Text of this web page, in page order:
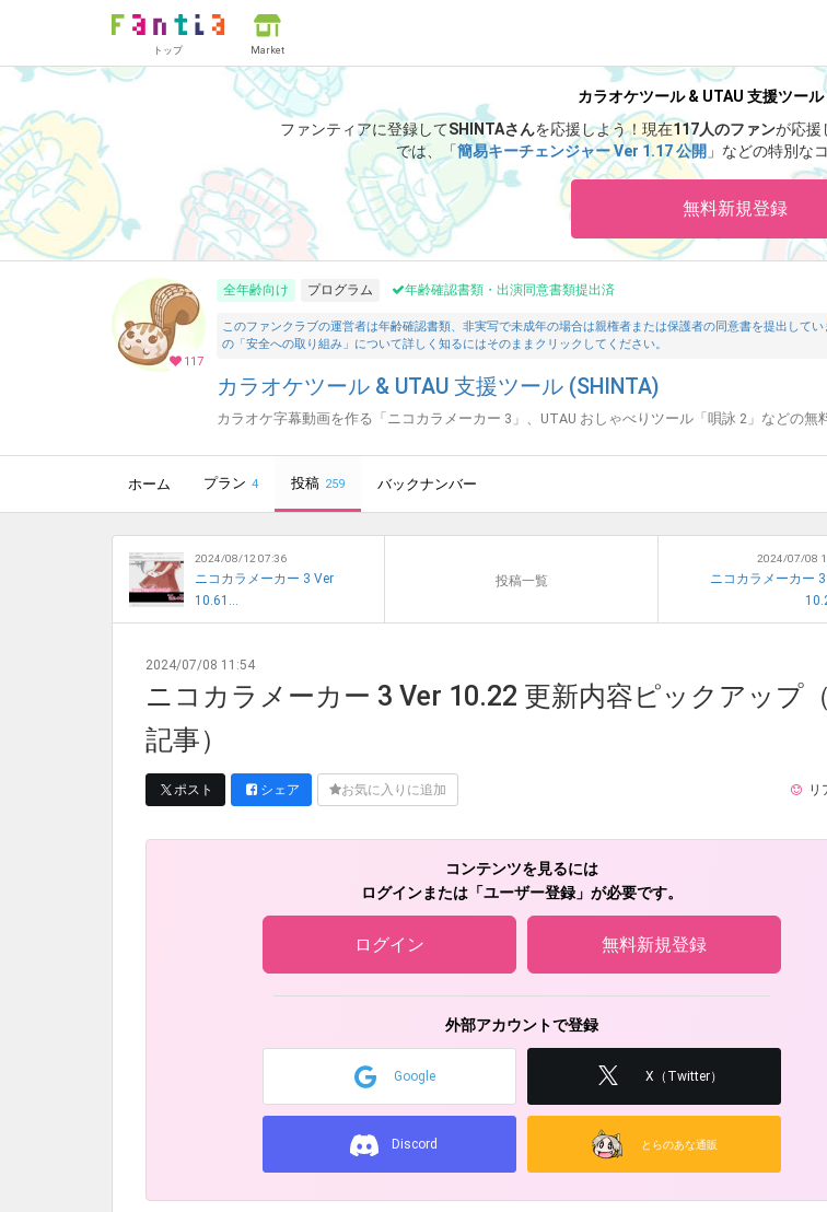
トップ Market
カラオケツール & UTAU 支援ツー
ファンティアに登録してSHINTAさんを応援しよう！ 現在117人のファンが応援
では、「簡易キーチェンジャー Ver 1.17 公開 」などの特別な
無料新規登録
117
全年齢向け プログラム 年齢確認書類・出演同意書類提出済
このファンクラブの運営者は年齢確認書類、非実写で未成年の場合は親権者または保護者の同意書を提出して
の「安全への取り組み」について詳しく知るにはそのままクリックしてください。
カラオケツール & UTAU 支援ツール (SHINTA)
カラオケ字幕動画を作る「ニコカラメーカー 3」、UTAU おしゃべりツール「唄詠 2」などの無
ホーム プラン 4 投稿 259 バックナンバー
2024/08/12 07:36
ニコカラメーカー 3 Ver
10.61...
投稿一覧
2024/07/08
ニコカラメーカー
2024/07/08 11:54
ニコカラメーカー 3 Ver 10.22 更新内容ピックアップ
記事）
ポスト シェア お気に入りに追加 リ
コンテンツを見るには
ログインまたは「ユーザー登録」が必要です。
ログイン 無料新規登録
外部アカウントで登録
Google X（Twitter）
Discord とらのあな通販